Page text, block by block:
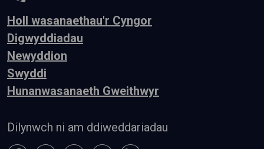
Holl wasanaethau'r Cyngor
Digwyddiadau
Newyddion
Swyddi
Hunanwasanaeth Gweithwyr
Dilynwch ni am ddiweddariadau